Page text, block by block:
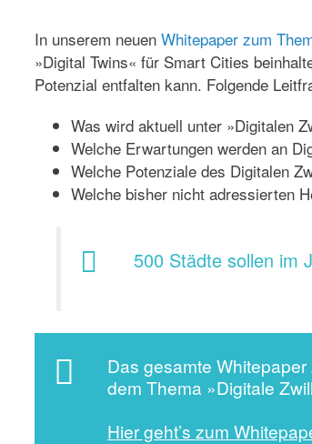
In unserem neuen Whitepaper zum
»Digital Twins« für Smart Cities
Potenzial entfalten kann. Folgende
Was wird aktuell unter »Digitalen
Welche Erwartungen werden an
Welche Potenziale des Digitalen
Welche bisher nicht adressierten
500 Städte sollen im
Das gesamte
dem Thema »Digitale
Hier geht’s zum